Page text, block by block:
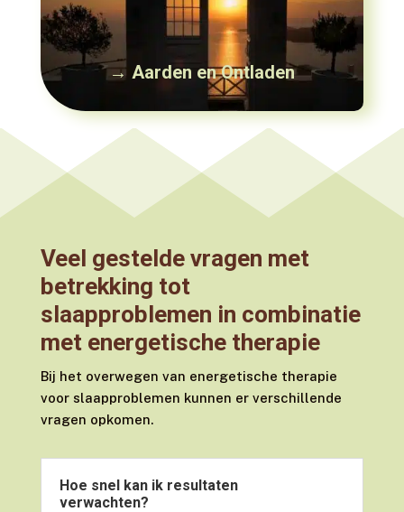
→ Aarden en Ontladen
Veel gestelde vragen met
betrekking tot
slaapproblemen in combinatie
met energetische therapie
Bij het overwegen van energetische therapie
voor slaapproblemen kunnen er verschillende
vragen opkomen.
Hoe snel kan ik resultaten
verwachten?